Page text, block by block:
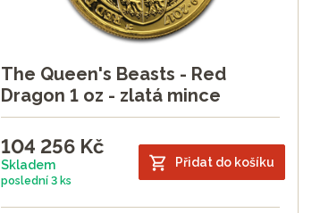
The Queen's Beasts - Red
Dragon 1 oz - zlatá mince
104 256 Kč
Skladem
poslední 3 ks
Přidat do košíku